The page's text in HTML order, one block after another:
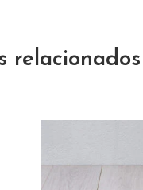
relacionados